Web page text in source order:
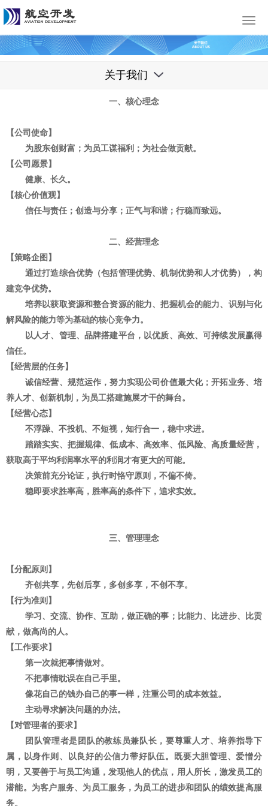
关于我们
一、核心理念
【公司使命】
为股东创财富；为员工谋福利；为社会做贡献。
【公司愿景】
健康、长久。
【核心价值观】
信任与责任；创造与分享；正气与和谐；行稳而致远。
二、经营理念
【策略企图】
通过打造综合优势（包括管理优势、机制优势和人才优势），构
建竞争优势。
培养以获取资源和整合资源的能力、把握机会的能力、识别与化
解风险的能力等为基础的核心竞争力。
以人才、管理、品牌搭建平台，以优质、高效、可持续发展赢得
信任。
【经营层的任务】
诚信经营、规范运作，努力实现公司价值最大化；开拓业务、培
养人才、创新机制，为员工搭建施展才干的舞台。
【经营心态】
不浮躁、不投机、不短视，知行合一，稳中求进。
踏踏实实、把握规律、低成本、高效率、低风险、高质量经营，
获取高于平均利润率水平的利润才有更大的可能。
决策前充分论证，执行时恪守原则，不偏不倚。
稳即要求胜率高，胜率高的条件下，追求实效。
三、管理理念
【分配原则】
齐创共享，先创后享，多创多享，不创不享。
【行为准则】
学习、交流、协作、互助，做正确的事；比能力、比进步、比贡
献，做高尚的人。
【工作要求】
第一次就把事情做对。
不把事情耽误在自己手里。
像花自己的钱办自己的事一样，注重公司的成本效益。
主动寻求解决问题的办法。
【对管理者的要求】
团队管理者是团队的教练员兼队长，要尊重人才、培养指导下
属，以身作则、以良好的公信力带好队伍。既要大胆管理、爱憎分
明，又要善于与员工沟通，发现他人的优点，用人所长，激发员工的
潜能。为客户服务、为员工服务，为员工的进步和团队的绩效提高服
务。